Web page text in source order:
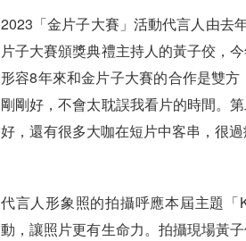
2023「金片子大賽」活動代言人由去
片子大賽頒獎典禮主持人的黃子佼，
形容8年來和金片子大賽的合作是雙
剛剛好，不會太耽誤我看片的時間。
好，還有很多大咖在短片中客串，很過
代言人形象照的拍攝呼應本屆主題
動，讓照片更有生命力。拍攝現場黃